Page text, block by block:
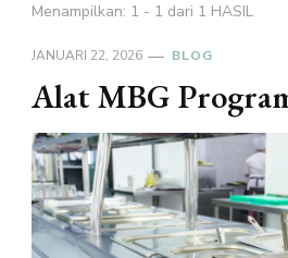
Menampilkan: 1 - 1 dari 1 HASIL
JANUARI 22, 2026 BLOG
Alat MBG